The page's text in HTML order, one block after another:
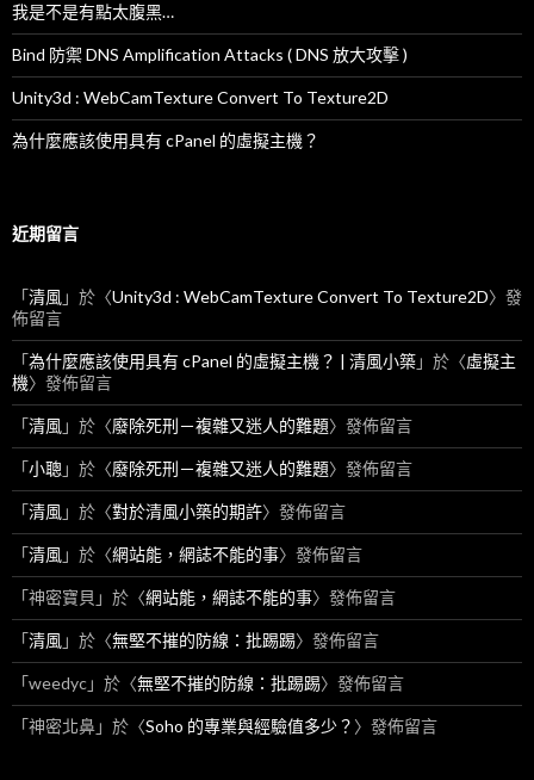
我是不是有點太腹黑…
Bind 防禦 DNS Amplification Attacks ( DNS 放大攻擊 )
Unity3d : WebCamTexture Convert To Texture2D
為什麼應該使用具有 cPanel 的虛擬主機？
近期留言
「清風」於〈Unity3d : WebCamTexture Convert To Texture2D〉發
佈留言
「為什麼應該使用具有 cPanel 的虛擬主機？ | 清風小築」於〈虛擬主
機〉發佈留言
「清風」於〈廢除死刑－複雜又迷人的難題〉發佈留言
「小聰 」於〈廢除死刑－複雜又迷人的難題〉發佈留言
「清風」於〈對於清風小築的期許〉發佈留言
「清風」於〈網站能，網誌不能的事〉發佈留言
「神密寶貝 」於〈網站能，網誌不能的事〉發佈留言
「清風」於〈無堅不摧的防線：批踢踢〉發佈留言
「weedyc」於〈無堅不摧的防線：批踢踢〉發佈留言
「神密北鼻」於〈Soho 的專業與經驗值多少？ 〉發佈留言